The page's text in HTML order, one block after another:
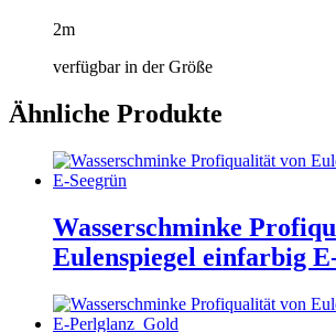
2m
verfügbar in der Größe
Ähnliche Produkte
Wasserschminke
Eulenspiegel einfarbig